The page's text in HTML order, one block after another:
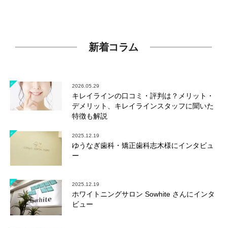
新着コラム
2026.05.29
キレイラインの口コミ・評判は？メリット・
デメリット、キレイラインスタッフに聞いた
特徴も解説
2025.12.19
ゆうなぎ歯科・矯正歯科志木様にインタビュ
ー
2025.12.19
ホワイトニングサロン Sowhite さんにインタ
ビュー